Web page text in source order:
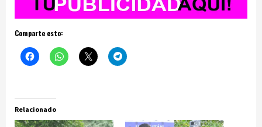
Comparte esto:
Relacionado